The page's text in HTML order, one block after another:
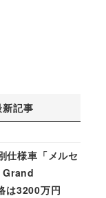
新記事
仕様車「メルセ
Grand
は3200万円